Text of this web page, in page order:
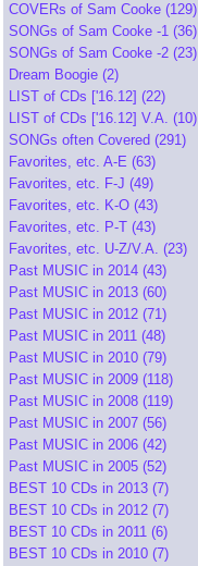
COVERs of Sam Cooke (129)
SONGs of Sam Cooke -1 (36)
SONGs of Sam Cooke -2 (23)
Dream Boogie (2)
LIST of CDs ['16.12] (22)
LIST of CDs ['16.12] V.A. (10)
SONGs often Covered (291)
Favorites, etc. A-E (63)
Favorites, etc. F-J (49)
Favorites, etc. K-O (43)
Favorites, etc. P-T (43)
Favorites, etc. U-Z/V.A. (23)
Past MUSIC in 2014 (43)
Past MUSIC in 2013 (60)
Past MUSIC in 2012 (71)
Past MUSIC in 2011 (48)
Past MUSIC in 2010 (79)
Past MUSIC in 2009 (118)
Past MUSIC in 2008 (119)
Past MUSIC in 2007 (56)
Past MUSIC in 2006 (42)
Past MUSIC in 2005 (52)
BEST 10 CDs in 2013 (7)
BEST 10 CDs in 2012 (7)
BEST 10 CDs in 2011 (6)
BEST 10 CDs in 2010 (7)